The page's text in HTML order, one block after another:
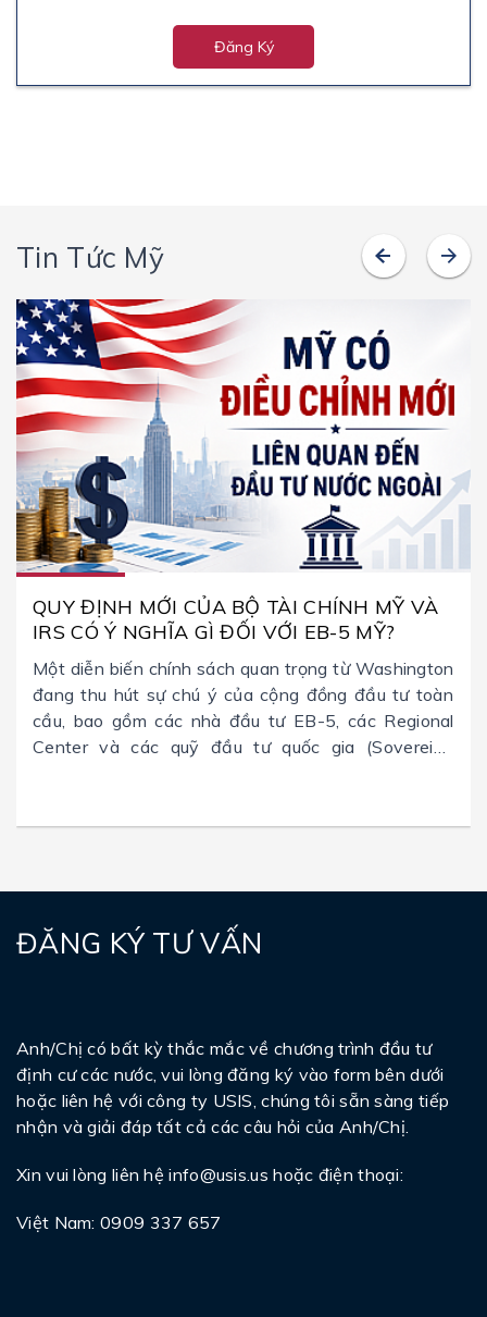
Đăng Ký
Tin Tức Mỹ
QUY ĐỊNH MỚI CỦA BỘ TÀI CHÍNH MỸ VÀ
IRS CÓ Ý NGHĨA GÌ ĐỐI VỚI EB-5 MỸ?
Một diễn biến chính sách quan trọng từ Washington
đang thu hút sự chú ý của cộng đồng đầu tư toàn
cầu, bao gồm các nhà đầu tư EB-5, các Regional
Center và các quỹ đầu tư quốc gia (Sovereign
ĐĂNG KÝ TƯ VẤN
Anh/Chị có bất kỳ thắc mắc về chương trình đầu tư
định cư các nước, vui lòng đăng ký vào form bên dưới
hoặc liên hệ với công ty USIS, chúng tôi sẵn sàng tiếp
nhận và giải đáp tất cả các câu hỏi của Anh/Chị.
Xin vui lòng liên hệinfo@usis.us hoặc điện thoại:
Việt Nam: 0909 337 657